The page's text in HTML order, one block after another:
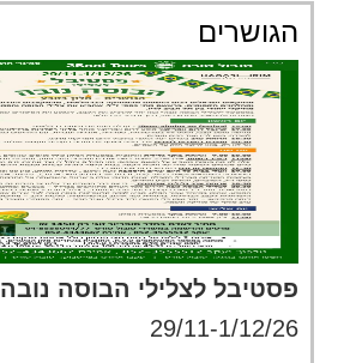
הגושרים
פסטיבל לצלילי הבוסה נובה
29/11-1/12/26